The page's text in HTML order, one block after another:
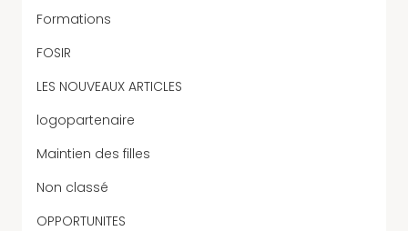
Formations
FOSIR
LES NOUVEAUX ARTICLES
logopartenaire
Maintien des filles
Non classé
OPPORTUNITES